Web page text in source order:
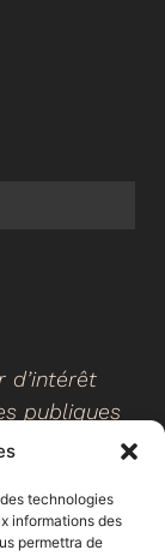
technologies
informations des
permettra de
d’intérêt
publiques
par Ethicweb